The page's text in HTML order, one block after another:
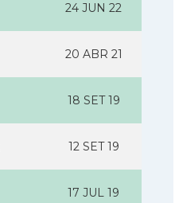
24 JUN 22
20 ABR 21
18 SET 19
12 SET 19
17 JUL 19